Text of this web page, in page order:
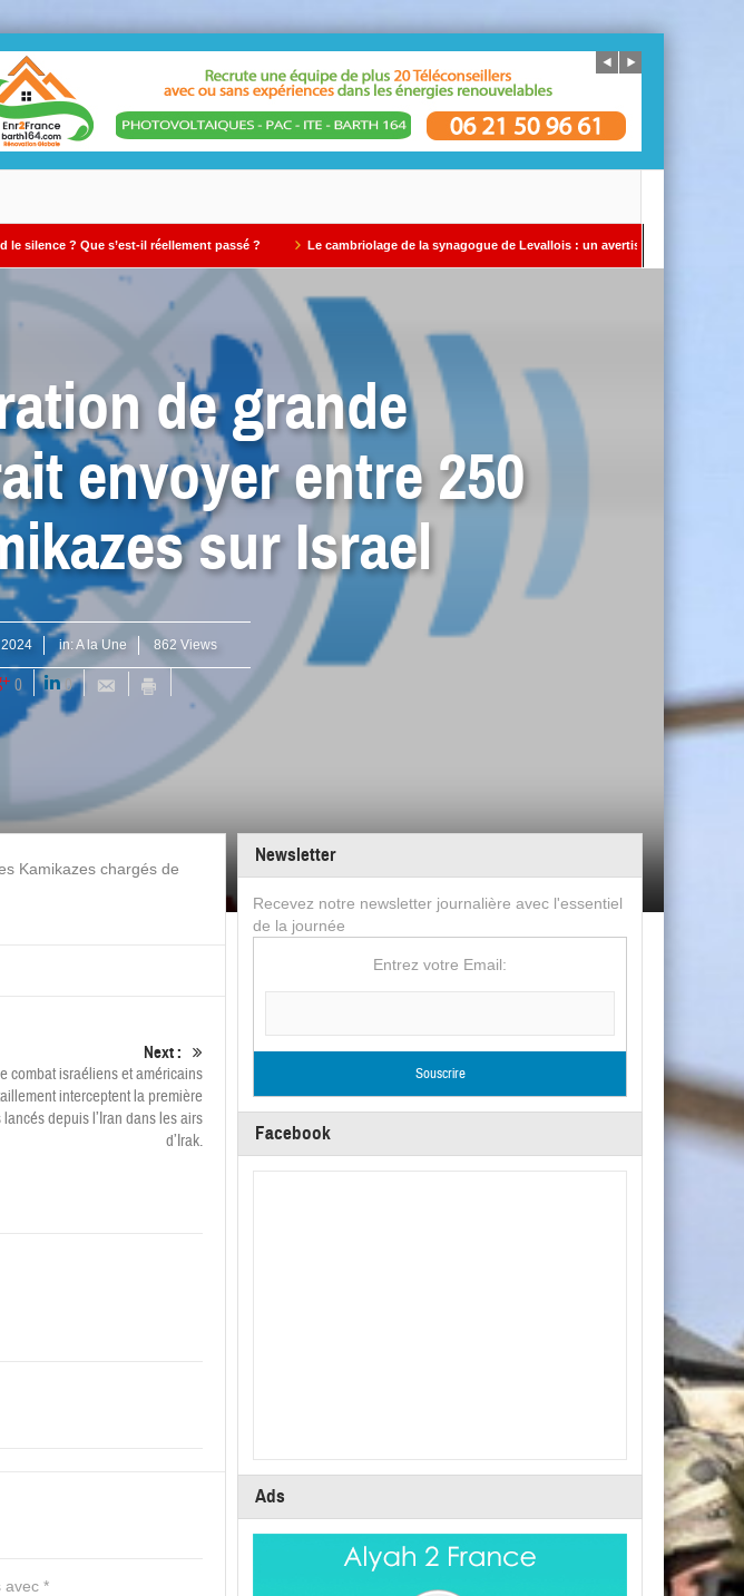
s’est-il réellement passé ? Le cambriolage de la synagogue de Levallois : un avertissement qui ne doit pas être
de grande
envoyer entre 250
sur Israel
in:A la Une 862 Views
0 0
Kamikazes chargés de
Next :
combat israéliens et américains
interceptent la première
depuis l’Iran dans les airs
d’Irak.
avec *
Newsletter
Recevez notre newsletter journalière avec l'essentiel
de la journée
Entrez votre Email:
Facebook
Ads